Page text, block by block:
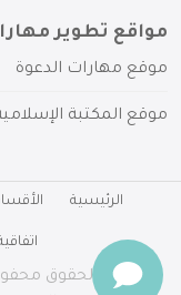
مواقع تطوير
موقع مهارات الدعوة
موقع المكتبة
الرئيسية
جميع الحقوق